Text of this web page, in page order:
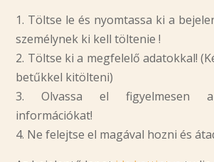
1. Töltse le és nyomtassa ki a
személynek ki kell töltenie !
2. Töltse ki a megfelelő adatokkal!
betűkkel kitölteni)
3. Olvassa el figyelmesen a
információkat!
4. Ne felejtse el magával hozni és